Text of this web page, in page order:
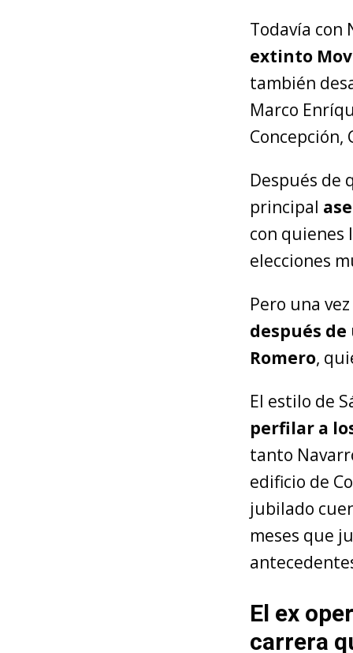
Todavía con
extinto
también
Marco
Concepción,
Después de
principal
con
elecciones
Pero una
después
Romero,
El estilo de
perfilar a
tanto
edificio de
jubilado
meses que
El ex
carrera